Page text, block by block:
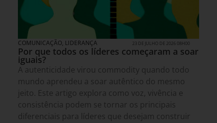
COMUNICAÇÃO, LIDERANÇA 23 DE JULHO DE 2026 08H00
Por que todos os líderes começaram a soar
iguais?
A autenticidade virou commodity quando todo
mundo aprendeu a soar autêntico do mesmo
jeito. Este artigo explora como voz, vivência e
consistência podem se tornar os principais
diferenciais para líderes que desejam construir